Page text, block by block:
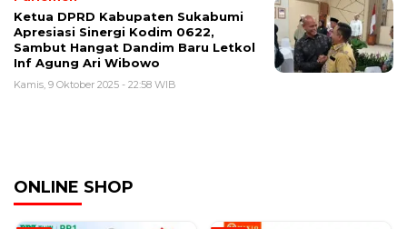
Ketua DPRD Kabupaten Sukabumi
Apresiasi Sinergi Kodim 0622,
Sambut Hangat Dandim Baru Letkol
Inf Agung Ari Wibowo
Kamis, 9 Oktober 2025 - 22:58 WIB
ONLINE SHOP